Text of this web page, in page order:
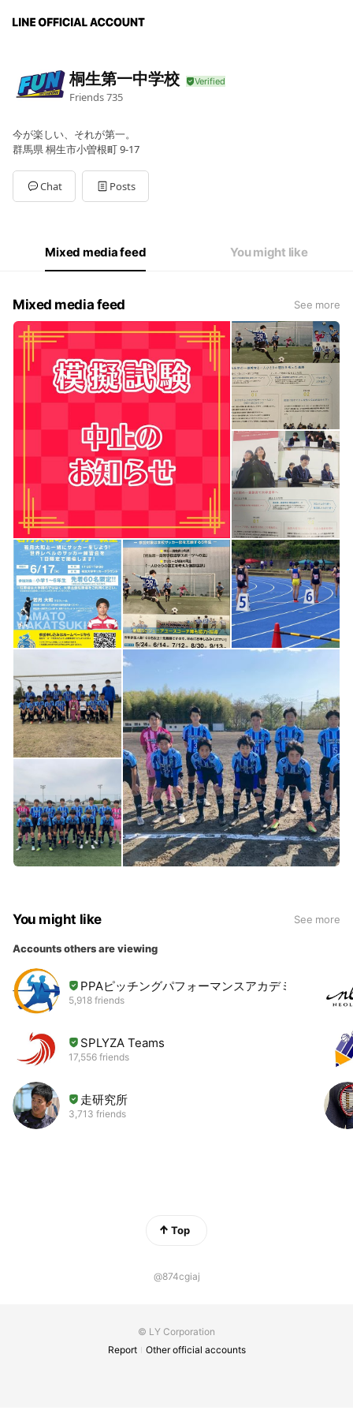
桐生第一中学校
Friends735
今が楽しい、それが第一。
群馬県 桐生市小曽根町 9-17
Chat Posts
Mixed media feed You might like
Mixed media feed See more
You might like See more
Accounts others are viewing
PPAピッチングパフォーマンスアカデミー
5,918 friends
SPLYZA Teams
17,556 friends
走研究所
3,713 friends
Top
@874cgiaj
© LY Corporation
Report
Other official accounts